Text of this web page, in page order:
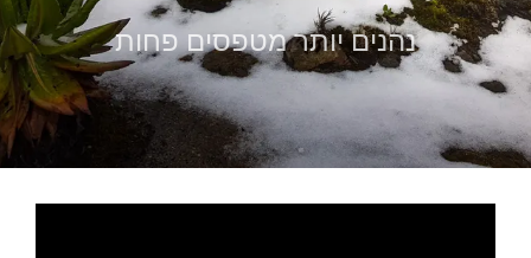
נהנים יותר מטפסים פחות